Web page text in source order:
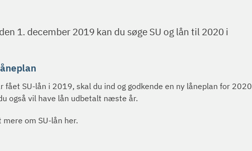
1. december 2019 kan du søge SU og lån til 2020 i
fået SU-lån i 2019, skal du ind og godkende en ny låneplan for 2020
også vil have lån udbetalt næste år.
om SU-lån her.